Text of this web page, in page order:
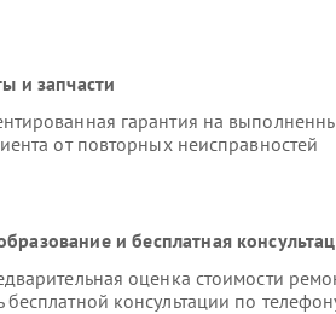
и запчасти
гарантия на
от повторных неисправностей
и бесплатная
оценка стоимости
консультации по